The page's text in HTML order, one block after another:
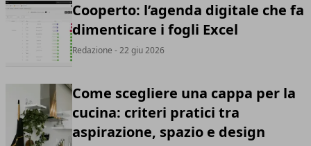
Cooperto: l’agenda digitale che fa
dimenticare i fogli Excel
Redazione - 22 giu 2026
Come scegliere una cappa per la
cucina: criteri pratici tra
aspirazione, spazio e design